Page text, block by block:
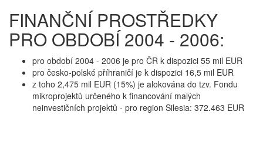
FINANČNÍ PROSTŘEDKY
PRO OBDOBÍ 2004 - 2006:
pro období 2004 - 2006 je pro ČR k dispozici 55 mil EUR
pro česko-polské příhraničí je k dispozici 16,5 mil EUR
z toho 2,475 mil EUR (15%) je alokována do tzv. Fondu
mikroprojektů určeného k financování malých
neinvestičních projektů - pro region Silesia: 372.463 EUR